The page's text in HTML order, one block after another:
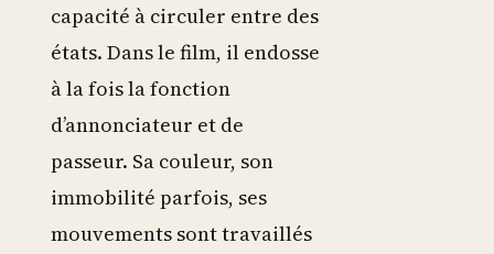
capacité à circuler entre des
états. Dans le film, il endosse
à la fois la fonction
d’annonciateur et de
passeur. Sa couleur, son
immobilité parfois, ses
mouvements sont travaillés